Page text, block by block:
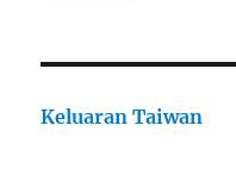
Keluaran Taiwan